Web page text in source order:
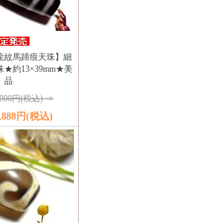
紋馬蹄痕天珠】細
★約13×39mm★美
品
円(税込) ⇒
円(税込)